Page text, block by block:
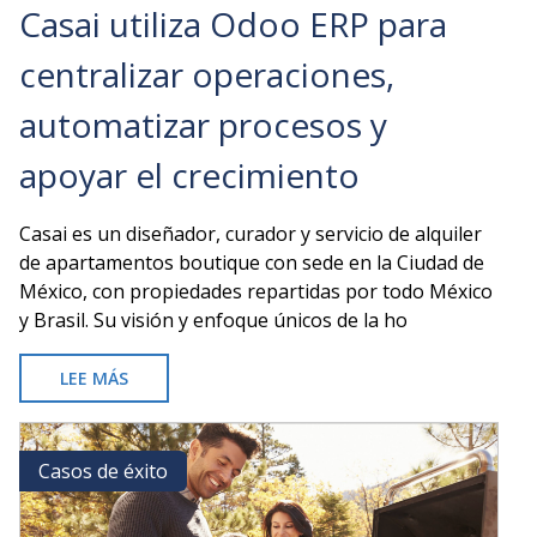
Casai utiliza Odoo ERP para
centralizar operaciones,
automatizar procesos y
apoyar el crecimiento
Casai es un diseñador, curador y servicio de alquiler
de apartamentos boutique con sede en la Ciudad de
México, con propiedades repartidas por todo México
y Brasil. Su visión y enfoque únicos de la ho
LEE MÁS
CASAI
UTILIZA
ODOO
ERP
PARA
CENTRALIZAR
Casos de éxito
Casos de éxito